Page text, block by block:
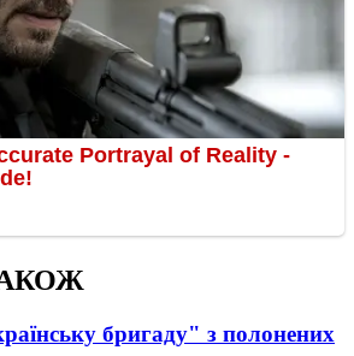
бригаду" з полонених